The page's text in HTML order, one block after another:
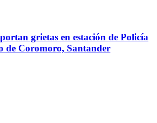
grietas en estación de Policía
de Coromoro, Santander